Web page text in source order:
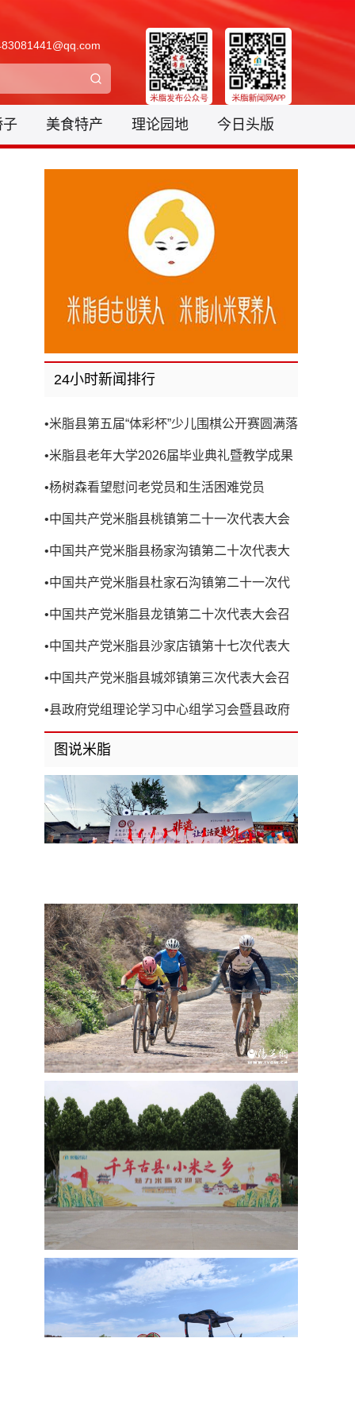
子 美食特产 理论园地 今日头版
24小时新闻排行
•米脂县第五届“体彩杯”少儿围棋公开赛圆满落
•米脂县老年大学2026届毕业典礼暨教学成果
•杨树森看望慰问老党员和生活困难党员
•中国共产党米脂县桃镇第二十一次代表大会
•中国共产党米脂县杨家沟镇第二十次代表大
•中国共产党米脂县杜家石沟镇第二十一次代
•中国共产党米脂县龙镇第二十次代表大会召
•中国共产党米脂县沙家店镇第十七次代表大
•中国共产党米脂县城郊镇第三次代表大会召
•县政府党组理论学习中心组学习会暨县政府
第8次党组（扩大）会议召开
图说米脂